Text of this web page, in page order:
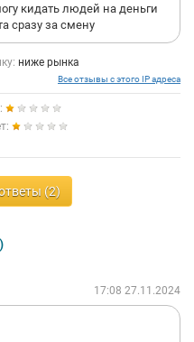
кидать людей на деньги
сразу за смену
ниже рынка
Все отзывы с этого IP адреса
(2)
17:08 27.11.2024